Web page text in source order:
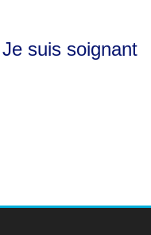
Je suis soignant